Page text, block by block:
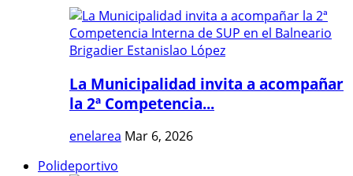
La Municipalidad invita a acompañar
la 2ª Competencia...
enelarea Mar 6, 2026
Polideportivo